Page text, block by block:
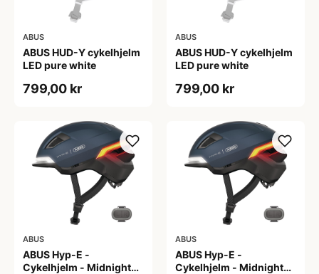
ABUS
ABUS HUD-Y cykelhjelm
LED pure white
799,00 kr
ABUS
ABUS HUD-Y cykelhjelm
LED pure white
799,00 kr
ABUS
ABUS Hyp-E -
Cykelhjelm - Midnight
ABUS
ABUS Hyp-E -
Cykelhjelm - Midnight